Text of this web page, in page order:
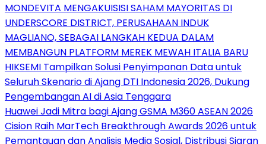
MONDEVITA MENGAKUISISI SAHAM MAYORITAS DI
UNDERSCORE DISTRICT, PERUSAHAAN INDUK
MAGLIANO, SEBAGAI LANGKAH KEDUA DALAM
MEMBANGUN PLATFORM MEREK MEWAH ITALIA BARU
HIKSEMI Tampilkan Solusi Penyimpanan Data untuk
Seluruh Skenario di Ajang DTI Indonesia 2026, Dukung
Pengembangan AI di Asia Tenggara
Huawei Jadi Mitra bagi Ajang GSMA M360 ASEAN 2026
Cision Raih MarTech Breakthrough Awards 2026 untuk
Pemantauan dan Analisis Media Sosial, Distribusi Siaran